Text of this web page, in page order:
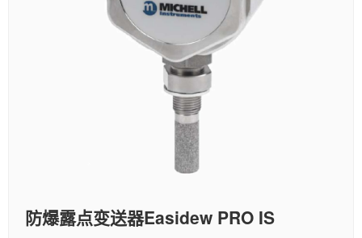
防爆露点变送器Easidew PRO IS